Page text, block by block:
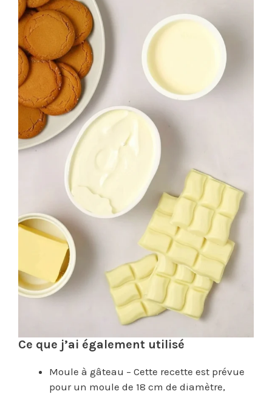
Ce que j’ai également utilisé
Moule à gâteau – Cette recette est prévue
pour un moule de 18 cm de diamètre,